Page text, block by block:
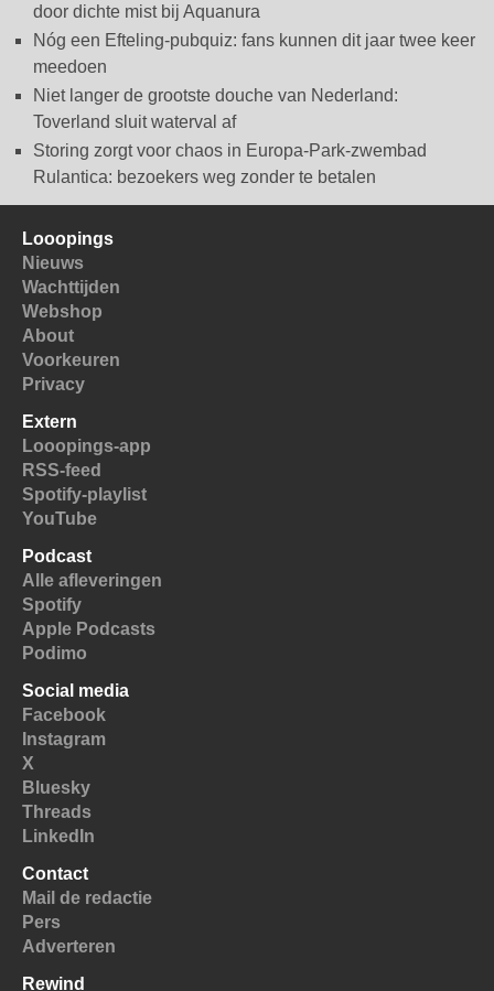
door dichte mist bij Aquanura
Nóg een Efteling-pubquiz: fans kunnen dit jaar twee keer
meedoen
Niet langer de grootste douche van Nederland:
Toverland sluit waterval af
Storing zorgt voor chaos in Europa-Park-zwembad
Rulantica: bezoekers weg zonder te betalen
Looopings
Nieuws
Wachttijden
Webshop
About
Voorkeuren
Privacy
Extern
Looopings-app
RSS-feed
Spotify-playlist
YouTube
Podcast
Alle afleveringen
Spotify
Apple Podcasts
Podimo
Social media
Facebook
Instagram
X
Bluesky
Threads
LinkedIn
Contact
Mail de redactie
Pers
Adverteren
Rewind